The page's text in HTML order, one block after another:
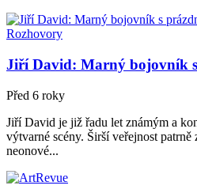
Rozhovory
Jiří David: Marný bojovník
Před 6 roky
Jiří David je již řadu let známým a
výtvarné scény. Širší veřejnost
neonové...